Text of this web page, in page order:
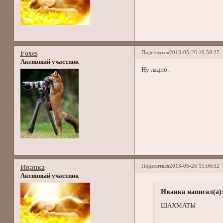
Поделиться2013-05-26 10:59:27
Foxes
Активный участник
Ну ладно.
Поделиться2013-05-26 11:06:32
Иванка
Активный участник
Иванка
ШАХМАТЫ